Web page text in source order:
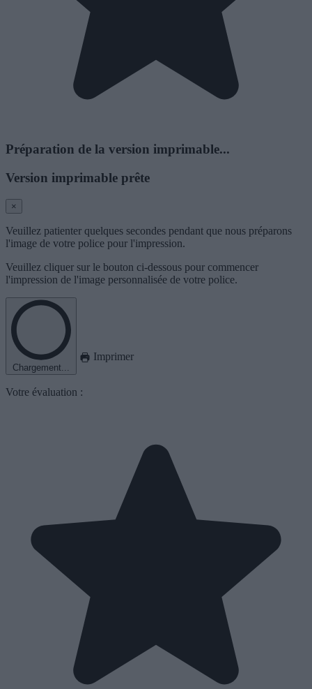
Préparation de la version imprimable...
Version imprimable prête
×
Veuillez patienter quelques secondes pendant que nous préparons
l'image de votre police pour l'impression.
Veuillez cliquer sur le bouton ci-dessous pour commencer
l'impression de l'image personnalisée de votre police.
Chargement...
Imprimer
Votre évaluation :